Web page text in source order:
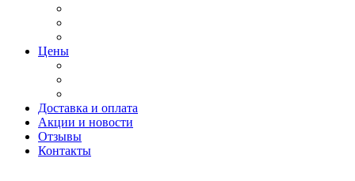
Цены
Доставка и оплата
Акции и новости
Отзывы
Контакты